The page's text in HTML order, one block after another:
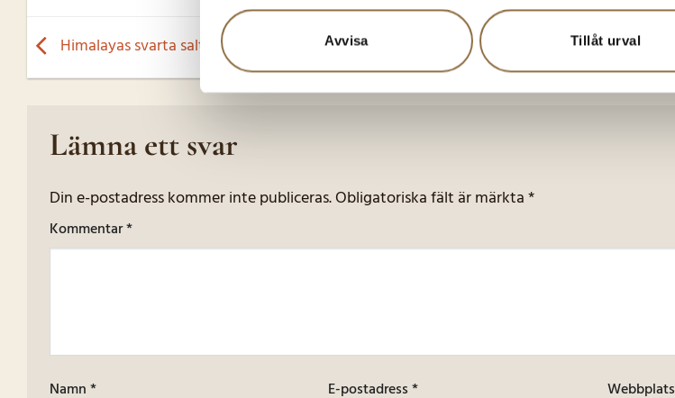
Avvisa Tillåt urval
Himalayas svarta salt
Lämna ett svar
Din e-postadress kommer inte publiceras.Obligatoriska fält är märkta*
Kommentar*
Namn* E-postadress* Webbplats